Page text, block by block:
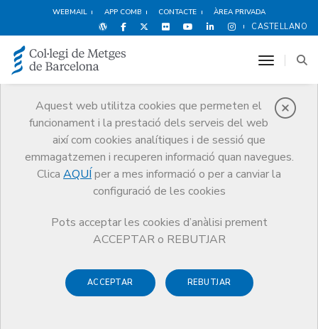
WEBMAIL APP COMB CONTACTE ÀREA PRIVADA
CASTELLANO
Aquest web utilitza cookies que permeten el
funcionament i la prestació dels serveis del web
així com cookies analítiques i de sessió que
emmagatzemen i recuperen informació quan navegues.
Clica AQUÍ per a mes informació o per a canviar la
configuració de les cookies
Pots acceptar les cookies d’anàlisi prement
ACCEPTAR o REBUTJAR
ACCEPTAR REBUTJAR
toggle
Agenda
Agenda
Recepció d'ingrés Acadèmics corresponents Dr. Jordi Alberch Vié i Dr.
Fernando Moraga Llop.
Recepció d'ingrés Acadèmics
corresponents Dr. Jordi
Alberch Vié i Dr. Fernando